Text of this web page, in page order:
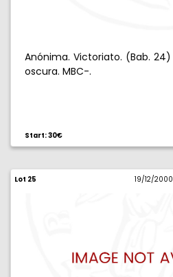
Anónima. Victoriato. (Bab.
oscura. MBC-.
Start: 30€
Lot 25 19/12/2000